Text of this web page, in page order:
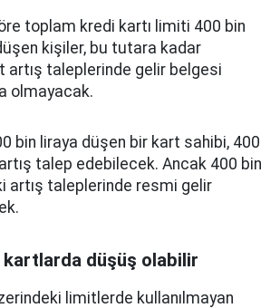
toplam kredi kartı limiti 400 bin
kişiler, bu tutara kadar
artış taleplerinde gelir belgesi
olmayacak.
bin liraya düşen bir kart sahibi, 400
talep edebilecek. Ancak 400 bin
artış taleplerinde resmi gelir
düşüş olabilir
limitlerde kullanılmayan